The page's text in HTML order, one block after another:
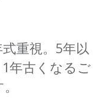
重視。5年以
年古くなるご